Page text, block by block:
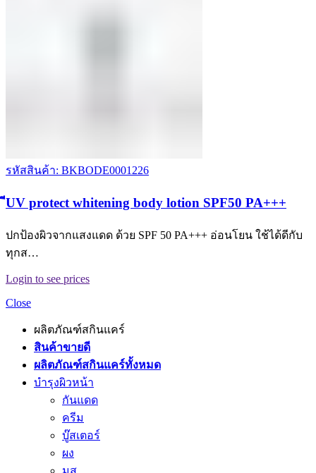
รหัสสินค้า: BKBODE0001226
ีUV protect whitening body lotion SPF50 PA+++
ปกป้องผิวจากแสงแดด ด้วย SPF 50 PA+++ อ่อนโยน ใช้ได้ดีกับ
ทุกส…
Login to see prices
Close
ผลิตภัณฑ์สกินแคร์
สินค้าขายดี
ผลิตภัณฑ์สกินแคร์ทั้งหมด
บำรุงผิวหน้า
กันแดด
ครีม
บู๊สเตอร์
ผง
มูส